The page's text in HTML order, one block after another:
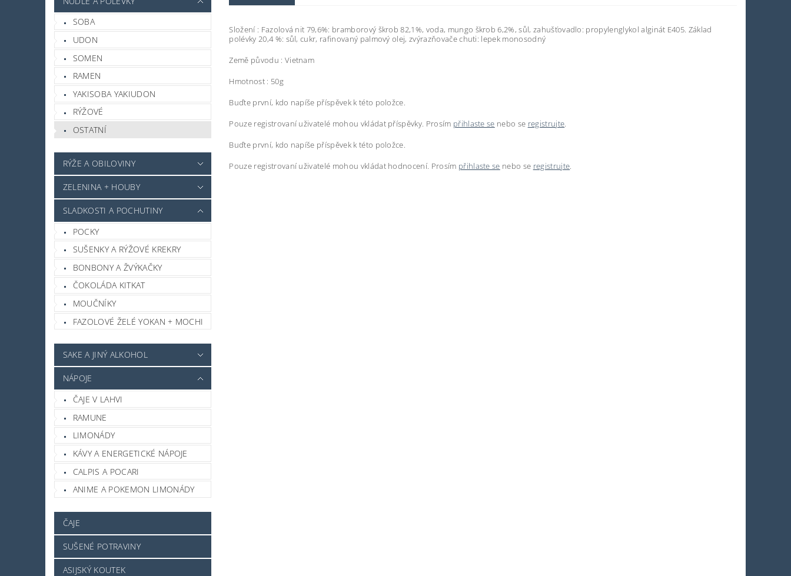
SOBA
UDON
SOMEN
RAMEN
YAKISOBA YAKIUDON
RÝŽOVÉ
OSTATNÍ
RÝŽE A OBILOVINY
ZELENINA + HOUBY
SLADKOSTI A POCHUTINY
POCKY
SUŠENKY A RÝŽOVÉ KREKRY
BONBONY A ŽVÝKAČKY
ČOKOLÁDA KITKAT
MOUČNÍKY
FAZOLOVÉ ŽELÉ YOKAN + MOCHI
SAKE A JINÝ ALKOHOL
NÁPOJE
ČAJE V LAHVI
RAMUNE
LIMONÁDY
KÁVY A ENERGETICKÉ NÁPOJE
CALPIS A POCARI
ANIME A POKEMON LIMONÁDY
ČAJE
SUŠENÉ POTRAVINY
ASIJSKÝ KOUTEK
Složení : Fazolová nit 79,6%: bramborový škrob 82,1%, voda, mungo škrob 6,2%, sůl, zahušťovadlo: propylenglykol alginát E405. Základ
polévky 20,4 %: sůl, cukr, rafinovaný palmový olej, zvýrazňovače chuti: lepek monosodný
Země původu : Vietnam
Hmotnost : 50g
Buďte první, kdo napíše příspěvek k této položce.
Pouze registrovaní uživatelé mohou vkládat příspěvky. Prosím přihlaste se nebo se registrujte.
Buďte první, kdo napíše příspěvek k této položce.
Pouze registrovaní uživatelé mohou vkládat hodnocení. Prosím přihlaste se nebo se registrujte.